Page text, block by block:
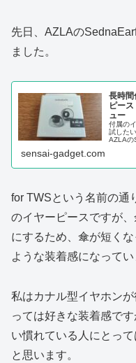
先日、AZLAの
ました。
長時間
ピー
ュー
付属の
試した
AZLAの
sensai-gadget.com
for TWSという名前の通
のイヤーピースですが
にするため、傘が短く
ような装着感になってい
私はカナル型イヤホン
っては好きな装着感で
い慣れている人にとっ
と思います。